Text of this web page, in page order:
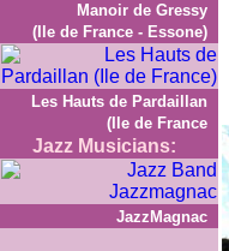
Manoir de Gressy
(Ile de France - Essone)
Les Hauts de Pardaillan
(Ile de France
Jazz Musicians:
JazzMagnac